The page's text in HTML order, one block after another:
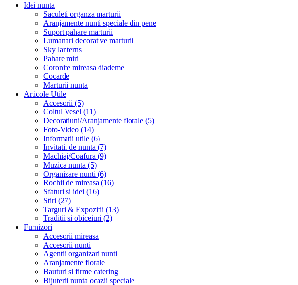
Idei nunta
Saculeti organza marturii
Aranjamente nunti speciale din pene
Suport pahare marturii
Lumanari decorative marturii
Sky lanterns
Pahare miri
Coronite mireasa diademe
Cocarde
Marturii nunta
Articole Utile
Accesorii (5)
Coltul Vesel (11)
Decoratiuni/Aranjamente florale (5)
Foto-Video (14)
Informatii utile (6)
Invitatii de nunta (7)
Machiaj/Coafura (9)
Muzica nunta (5)
Organizare nunti (6)
Rochii de mireasa (16)
Sfaturi si idei (16)
Stiri (27)
Targuri & Expozitii (13)
Traditii si obiceiuri (2)
Furnizori
Accesorii mireasa
Accesorii nunti
Agentii organizari nunti
Aranjamente florale
Bauturi si firme catering
Bijuterii nunta ocazii speciale